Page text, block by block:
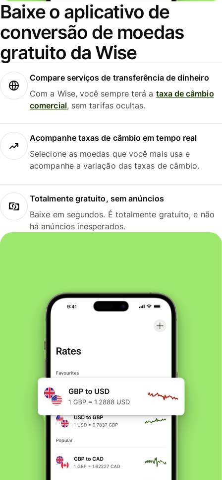
Baixe o aplicativo de
conversão de moedas
gratuito da Wise
Compare serviços de transferência de dinheiro
Com a Wise, você sempre terá a taxa de câmbio
comercial, sem tarifas ocultas.
Acompanhe taxas de câmbio em tempo real
Selecione as moedas que você mais usa e
acompanhe a variação das taxas de câmbio.
Totalmente gratuito, sem anúncios
Baixe em segundos. É totalmente gratuito, e não
há anúncios inesperados.